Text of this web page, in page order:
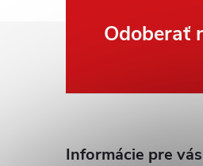
Odoberať
Informácie pre vás